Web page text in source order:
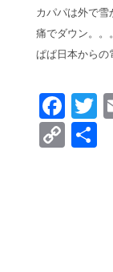
カパパは外で
痛でダウン。
ぱぱ日本から
Copy